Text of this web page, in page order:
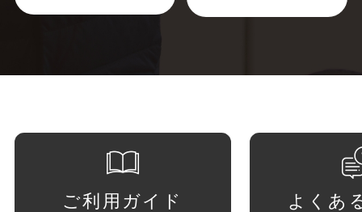
ご利用ガイド よくあ